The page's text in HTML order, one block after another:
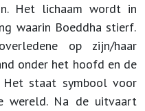
Het lichaam wordt in
waarin Boeddha stierf.
op zijn/haar
onder het hoofd en de
Het staat symbool voor
wereld. Na de uitvaart